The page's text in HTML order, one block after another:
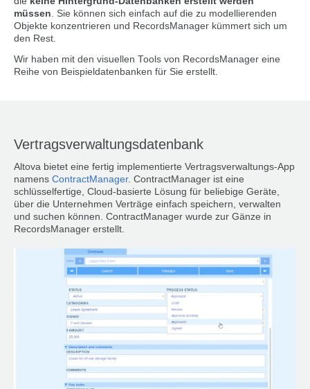
müssen . Sie können sich einfach auf die zu modellierenden
Objekte konzentrieren und RecordsManager kümmert sich um
den Rest.
Wir haben mit den visuellen Tools von RecordsManager eine
Reihe von Beispieldatenbanken für Sie erstellt.
Vertragsverwaltungsdatenbank
Altova bietet eine fertig implementierte Vertragsverwaltungs-App
namens ContractManager. ContractManager ist eine
schlüsselfertige, Cloud-basierte Lösung für beliebige Geräte,
über die Unternehmen Verträge einfach speichern, verwalten
und suchen können. ContractManager wurde zur Gänze in
RecordsManager erstellt.